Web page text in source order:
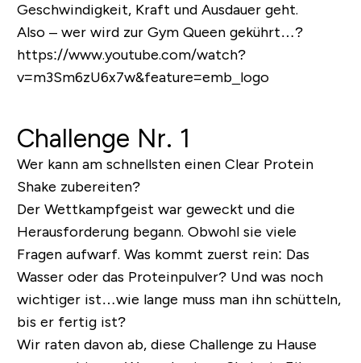
Geschwindigkeit, Kraft und Ausdauer geht.
Also – wer wird zur Gym Queen gekührt…?
https://www.youtube.com/watch?
v=m3Sm6zU6x7w&feature=emb_logo
Challenge Nr. 1
Wer kann am schnellsten einen Clear Protein
Shake zubereiten?
Der Wettkampfgeist war geweckt und die
Herausforderung begann. Obwohl sie viele
Fragen aufwarf. Was kommt zuerst rein: Das
Wasser oder das Proteinpulver? Und was noch
wichtiger ist…wie lange muss man ihn schütteln,
bis er fertig ist?
Wir raten davon ab, diese Challenge zu Hause